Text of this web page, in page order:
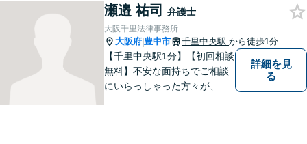
やWEB相談もございますので
お気軽にお問合せください】
瀬邉 祐司 弁護士
大阪千里法律事務所
大阪府|豊中市 千里中央駅 から徒歩1分
【千里中央駅1分】【初回相談
無料】不安な面持ちでご相談
にいらっしゃった方々が、少
詳細を見
る